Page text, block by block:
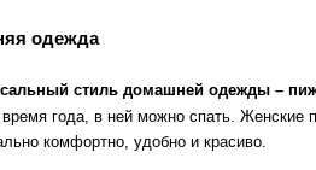
одежда
стиль домашней одежды –
года, в ней можно спать. Женские
комфортно, удобно и красиво.